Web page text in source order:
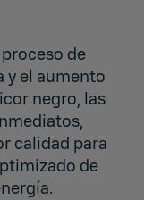
de
y el aumento
negro, las
calidad para
de